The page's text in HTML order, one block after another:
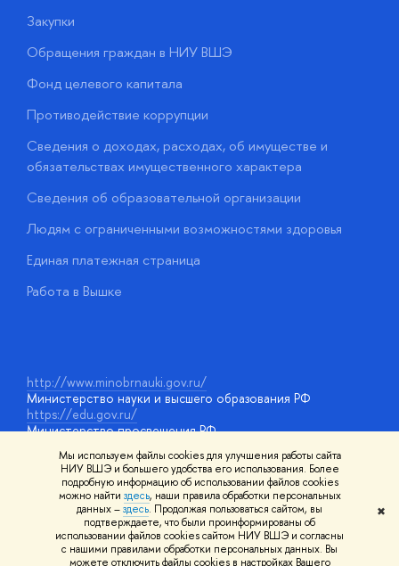
Мы используем файлы cookies для улучшения работы сайта
НИУ ВШЭ и большего удобства его использования. Более
подробную информацию об использовании файлов cookies
можно найти здесь, наши правила обработки персональных
данных –здесь. Продолжая пользоваться сайтом, вы
подтверждаете, что были проинформированы об
использовании файлов cookies сайтом НИУ ВШЭ и согласны
с нашими правилами обработки персональных данных. Вы
можете отключить файлы cookies в настройках Вашего
✖
Закупки
Обращения граждан в НИУ ВШЭ
Фонд целевого капитала
Противодействие коррупции
Сведения о доходах, расходах, об имуществе и
обязательствах имущественного характера
Сведения об образовательной организации
Людям с ограниченными возможностями здоровья
Единая платежная страница
Работа в Вышке
http://www.minobrnauki.gov.ru/
Министерство науки и высшего образования РФ
https://edu.gov.ru/
Министерство просвещения РФ
https://elearning.hse.ru/mooc
Массовые открытые онлайн-курсы
© НИУ ВШЭ 1993–2026 Адреса и контактыУсловия
использования материалов Политика конфиденциальности
Шрифты HSE Sans и HSE Slab разработаны вШколе дизайна НИУ